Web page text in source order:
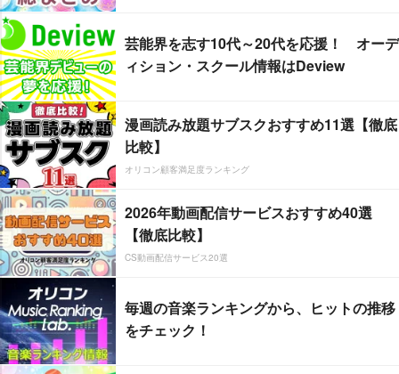
芸能界を志す10代～20代を応援！ オーデ
ィション・スクール情報はDeview
漫画読み放題サブスクおすすめ11選【徹底
比較】
オリコン顧客満足度ランキング
2026年動画配信サービスおすすめ40選
【徹底比較】
CS動画配信サービス20選
毎週の音楽ランキングから、ヒットの推移
をチェック！